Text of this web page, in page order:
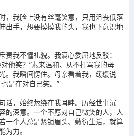
，我脸上没有丝毫笑意，只用沮丧低落
出手，想要摸摸我的头，我也下意识地
责我不懂礼貌。我满心委屈地反驳：
他笑？”素来温和、从不打骂我的母
。我瞬间愣住。母亲看着我，缓缓说
是在对自己笑。”
话，始终萦绕在我耳畔。历经世事沉
的深意。一个不愿对自己微笑的人，人
一个人总是紧锁眉头、敷衍生活，就算
为力。